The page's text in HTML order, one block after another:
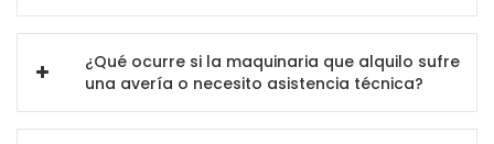
¿Qué ocurre si la maquinaria que alquilo sufre
una avería o necesito asistencia técnica?